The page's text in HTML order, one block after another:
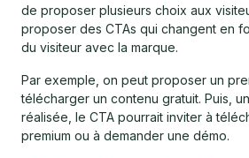
de proposer plusieurs choix aux
proposer des CTAs qui changent en
du visiteur avec la marque.
Par exemple, on peut proposer un
télécharger un contenu gratuit. Puis,
réalisée, le CTA pourrait inviter à
premium ou à demander une démo.